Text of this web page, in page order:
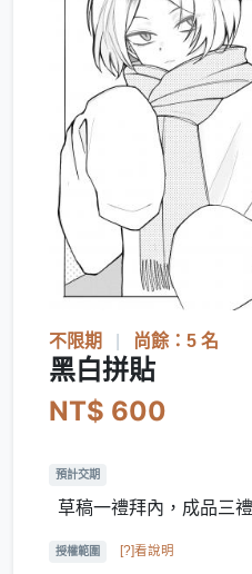
不限期 尚餘：5 名
黑白拼貼
NT$ 600
預計交期
草稿一禮拜內，成品三
授權範圍 [?]看說明